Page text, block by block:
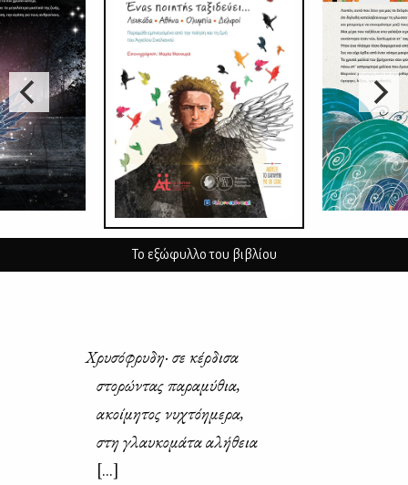
Το εξώφυλλο του βιβλίου
Χρυ­σό­φρυ­δη· σε κέρ­δι­σα
στο­ρώ­ντας πα­ρα­μύ­θια,
ακοί­μη­τος νυ­χτό­η­με­ρα,
στη γλαυ­κο­μά­τα αλή­θεια
[...]